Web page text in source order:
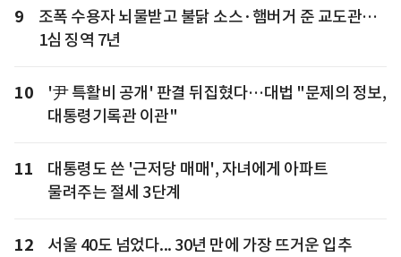
9
조폭 수용자 뇌물받고 불닭 소스·햄버거 준 교도관…
1심 징역 7년
10
'尹 특활비 공개' 판결 뒤집혔다…대법 "문제의 정보,
대통령기록관 이관"
11
대통령도 쓴 '근저당 매매', 자녀에게 아파트
물려주는 절세 3단계
12 서울 40도 넘었다... 30년 만에 가장 뜨거운 입추